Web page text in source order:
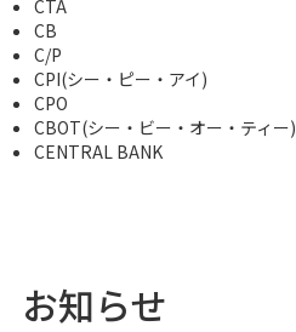
CTA
CB
C/P
CPI(シー・ピー・アイ)
CPO
CBOT(シー・ビー・オー・ティー)
CENTRAL BANK
お知らせ